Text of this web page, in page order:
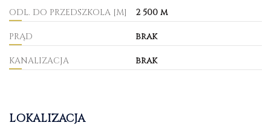
ODL. DO PRZEDSZKOLA [M] 2 500 m
PRĄD brak
KANALIZACJA brak
LOKALIZACJA